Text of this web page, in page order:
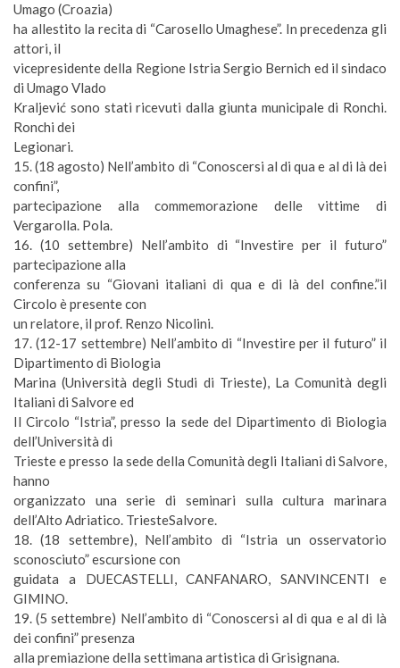
Umago (Croazia)
ha allestito la recita di “Carosello Umaghese”. In precedenza gli
attori, il
vicepresidente della Regione Istria Sergio Bernich ed il sindaco
di Umago Vlado
Kraljević sono stati ricevuti dalla giunta municipale di Ronchi.
Ronchi dei
Legionari.
15. (18 agosto) Nell’ambito di “Conoscersi al di qua e al di là dei
confini”,
partecipazione alla commemorazione delle vittime di
Vergarolla. Pola.
16. (10 settembre) Nell’ambito di “Investire per il futuro”
partecipazione alla
conferenza su “Giovani italiani di qua e di là del confine.”il
Circolo è presente con
un relatore, il prof. Renzo Nicolini.
17. (12-17 settembre) Nell’ambito di “Investire per il futuro” il
Dipartimento di Biologia
Marina (Università degli Studi di Trieste), La Comunità degli
Italiani di Salvore ed
Il Circolo “Istria”, presso la sede del Dipartimento di Biologia
dell’Università di
Trieste e presso la sede della Comunità degli Italiani di Salvore,
hanno
organizzato una serie di seminari sulla cultura marinara
dell’Alto Adriatico. TriesteSalvore.
18. (18 settembre), Nell’ambito di “Istria un osservatorio
sconosciuto” escursione con
guidata a DUECASTELLI, CANFANARO, SANVINCENTI e
GIMINO.
19. (5 settembre) Nell’ambito di “Conoscersi al di qua e al di là
dei confini” presenza
alla premiazione della settimana artistica di Grisignana.